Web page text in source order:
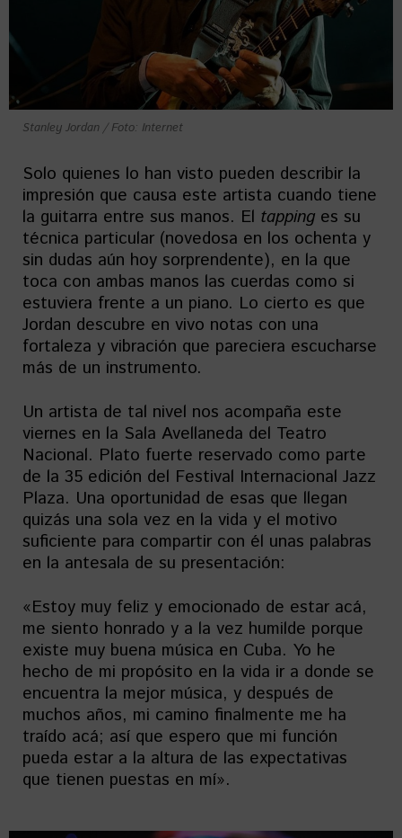
Stanley Jordan / Foto: Internet
Solo quienes lo han visto pueden describir la
impresión que causa este artista cuando tiene
la guitarra entre sus manos. El tapping es su
técnica particular (novedosa en los ochenta y
sin dudas aún hoy sorprendente), en la que
toca con ambas manos las cuerdas como si
estuviera frente a un piano. Lo cierto es que
Jordan descubre en vivo notas con una
fortaleza y vibración que pareciera escucharse
más de un instrumento.
Un artista de tal nivel nos acompaña este
viernes en la Sala Avellaneda del Teatro
Nacional. Plato fuerte reservado como parte
de la 35 edición del Festival Internacional Jazz
Plaza. Una oportunidad de esas que llegan
quizás una sola vez en la vida y el motivo
suficiente para compartir con él unas palabras
en la antesala de su presentación:
«Estoy muy feliz y emocionado de estar acá,
me siento honrado y a la vez humilde porque
existe muy buena música en Cuba. Yo he
hecho de mi propósito en la vida ir a donde se
encuentra la mejor música, y después de
muchos años, mi camino finalmente me ha
traído acá; así que espero que mi función
pueda estar a la altura de las expectativas
que tienen puestas en mí».